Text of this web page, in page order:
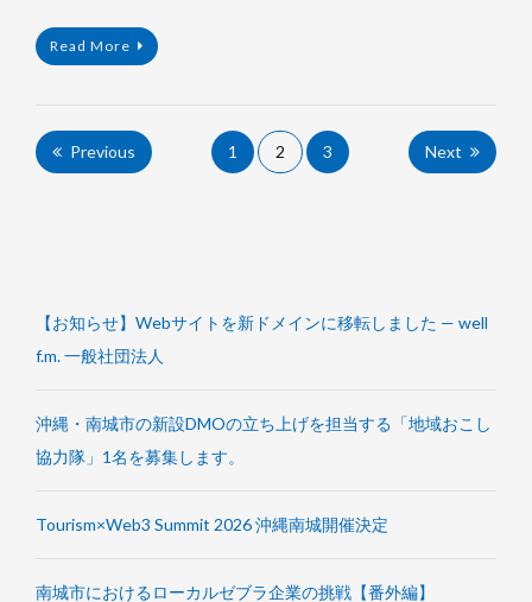
Read More
投
ー
送
Previous 1 2 3 Next
【お知らせ】Webサイトを新ドメインに移転しました — well
f.m. 一般社団法人
沖縄・南城市の新設DMOの立ち上げを担当する「地域おこし
協力隊」1名を募集します。
Tourism×Web3 Summit 2026 沖縄南城開催決定
南城市におけるローカルゼブラ企業の挑戦【番外編】